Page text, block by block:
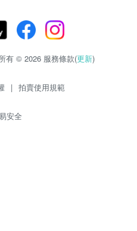
有 © 2026 服務條款(更新)
| 拍賣使用規範
安全